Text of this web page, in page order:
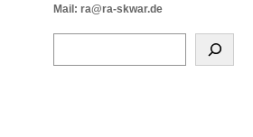
Mail: ra@ra-skwar.de